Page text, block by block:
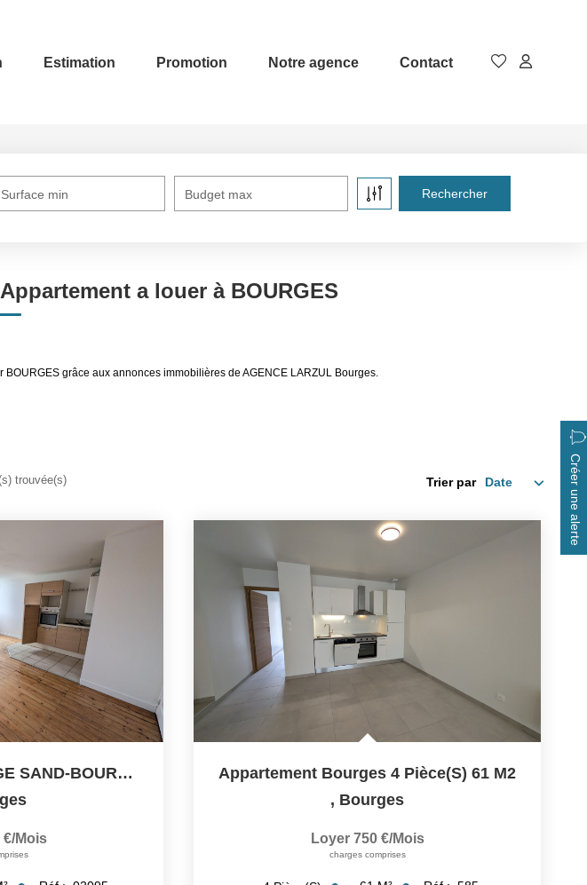
Estimation Promotion Notre agence Contact
Surface min Budget max
a louer à BOURGES
grâce aux annonces immobilières de AGENCE LARZUL Bourges.
Créer une alerte
trouvée(s) Trier par
APPT-PLACE GEORGE SAND-BOURGES - 4 Pièce(s) - 68 M2
€/mois
Appartement Bourges 4 Pièce(s) 61 M2
, Bourges
Loyer 750 €/mois
charges comprises